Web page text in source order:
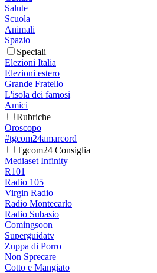
Salute
Scuola
Animali
Spazio
Speciali
Elezioni Italia
Elezioni estero
Grande Fratello
L'isola dei famosi
Amici
Rubriche
Oroscopo
#tgcom24amarcord
Tgcom24 Consiglia
Mediaset Infinity
R101
Radio 105
Virgin Radio
Radio Montecarlo
Radio Subasio
Comingsoon
Superguidatv
Zuppa di Porro
Non Sprecare
Cotto e Mangiato